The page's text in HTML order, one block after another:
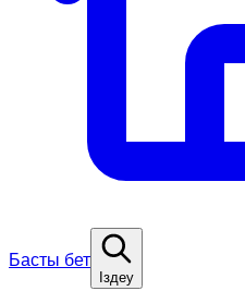
Басты бет
Іздеу